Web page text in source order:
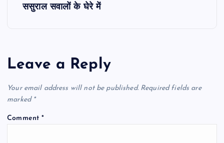
a
v
i
ससुराल सवालों के घेरे में
Leave a Reply
Your email address will not be published. Required fields are
marked *
Comment*